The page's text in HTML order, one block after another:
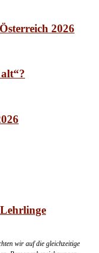
2026
wir auf die gleichzeitige